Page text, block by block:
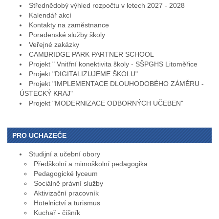
Střednědobý výhled rozpočtu v letech 2027 - 2028
Kalendář akcí
Kontakty na zaměstnance
Poradenské služby školy
Veřejné zakázky
CAMBRIDGE PARK PARTNER SCHOOL
Projekt " Vnitřní konektivita školy - SŠPGHS Litoměřice
Projekt "DIGITALIZUJEME ŠKOLU"
Projekt "IMPLEMENTACE DLOUHODOBÉHO ZÁMĚRU -
ÚSTECKÝ KRAJ"
Projekt "MODERNIZACE ODBORNÝCH UČEBEN"
PRO UCHAZEČE
Studijní a učební obory
Předškolní a mimoškolní pedagogika
Pedagogické lyceum
Sociálně právní služby
Aktivizační pracovník
Hotelnictví a turismus
Kuchař - číšník